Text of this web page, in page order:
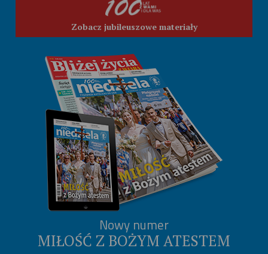
Zobacz jubileuszowe materiały
Nowy numer
MIŁOŚĆ Z BOŻYM ATESTEM